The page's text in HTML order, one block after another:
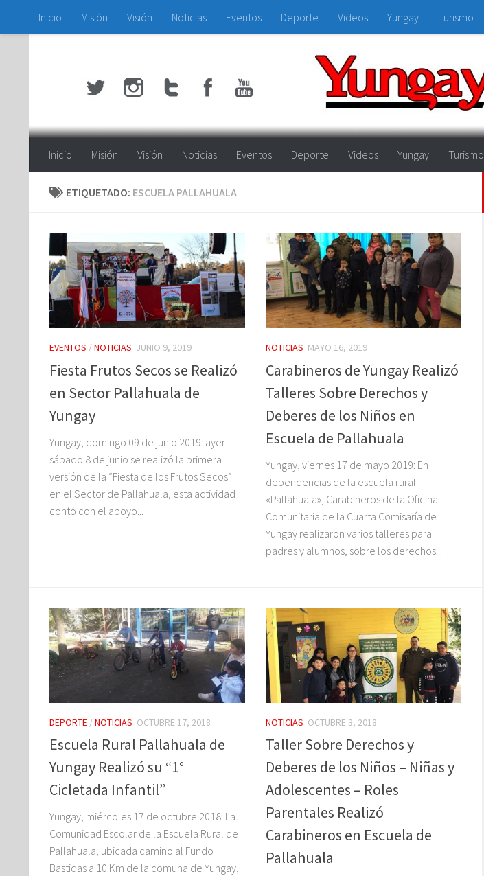
Saltar al contenido
Inicio Misión Visión Noticias Eventos Deporte Videos Yungay Turismo
Inicio Misión Visión Noticias Eventos Deporte Videos Yungay Turismo
ETIQUETADO: ESCUELA PALLAHUALA
EVENTOS /NOTICIAS JUNIO 9, 2019
Fiesta Frutos Secos se Realizó
en Sector Pallahuala de
Yungay
Yungay, domingo 09 de junio 2019: ayer
sábado 8 de junio se realizó la primera
versión de la “Fiesta de los Frutos Secos”
en el Sector de Pallahuala, esta actividad
contó con el apoyo...
NOTICIAS MAYO 16, 2019
Carabineros de Yungay Realizó
Talleres Sobre Derechos y
Deberes de los Niños en
Escuela de Pallahuala
Yungay, viernes 17 de mayo 2019: En
dependencias de la escuela rural
«Pallahuala», Carabineros de la Oficina
Comunitaria de la Cuarta Comisaría de
Yungay realizaron varios talleres para
padres y alumnos, sobre los derechos...
DEPORTE /NOTICIAS OCTUBRE 17, 2018
Escuela Rural Pallahuala de
Yungay Realizó su “1°
Cicletada Infantil”
Yungay, miércoles 17 de octubre 2018: La
Comunidad Escolar de la Escuela Rural de
Pallahuala, ubicada camino al Fundo
Bastidas a 10 Km de la comuna de Yungay,
NOTICIAS OCTUBRE 3, 2018
Taller Sobre Derechos y
Deberes de los Niños – Niñas y
Adolescentes – Roles
Parentales Realizó
Carabineros en Escuela de
Pallahuala